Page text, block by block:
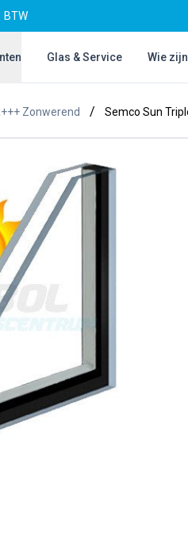
BTW
Glas & Service Wie
Zonwerend / Semco Sun